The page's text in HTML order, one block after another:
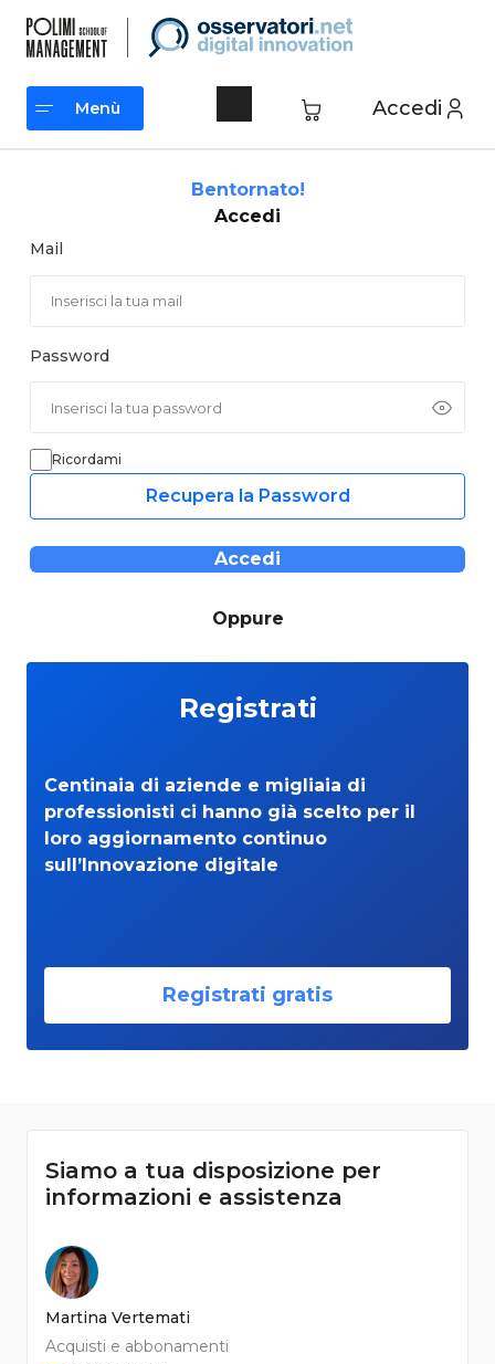
contenuto
Accedi
Menù
Bentornato!
Accedi
Mail
Password
Ricordami
Recupera la Password
Accedi
Oppure
Registrati
Centinaia di aziende e migliaia di
professionisti ci hanno già scelto per il
loro aggiornamento continuo
sull’Innovazione digitale
Registrati gratis
Siamo a tua disposizione per
informazioni e assistenza
Martina Vertemati
Acquisti e abbonamenti